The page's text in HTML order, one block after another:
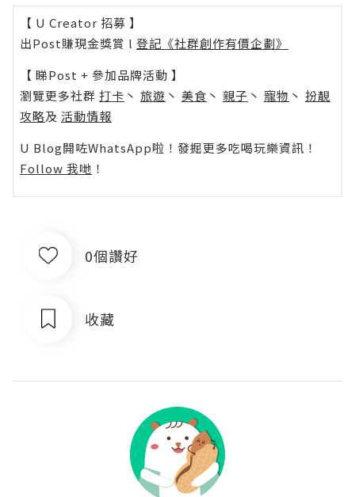
【 U Creator 招募 】
出Post賺現金獎賞 l 登記《社群創作有價企劃》
【 睇Post + 參加品牌活動 】
瀏覽更多社群 打卡 丶 旅遊 丶 美食 丶 親子 丶 寵物 丶 扮靚
攻略及 活動情報
U Blog開咗WhatsApp啦！發掘更多吃喝玩樂資訊！
Follow 我哋 ！
0個讚好
收藏